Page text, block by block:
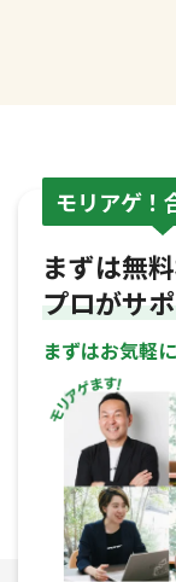
モリアゲ！
まずは無
プロがサ
まずはお気軽